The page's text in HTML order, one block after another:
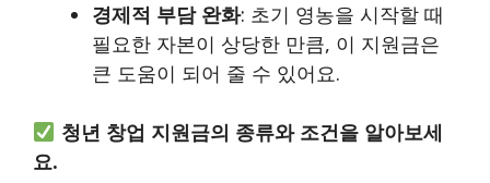
경제적 부담 완화: 초기 영농을 시작할 때
필요한 자본이 상당한 만큼, 이 지원금은
큰 도움이 되어 줄 수 있어요.
청년 창업 지원금의 종류와 조건을 알아보세
요.